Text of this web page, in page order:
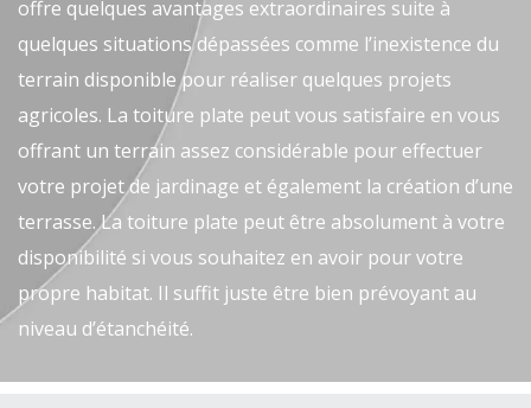
offre quelques avantages extraordinaires suite à
quelques situations dépassées comme l’inexistence du
terrain disponible pour réaliser quelques projets
agricoles. La toiture plate peut vous satisfaire en vous
offrant un terrain assez considérable pour effectuer
votre projet de jardinage et également la création d’une
terrasse. La toiture plate peut être absolument à votre
disponibilité si vous souhaitez en avoir pour votre
propre habitat. Il suffit juste être bien prévoyant au
niveau d’étanchéité.